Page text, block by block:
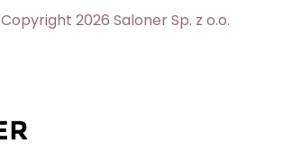
Copyright 2026 Saloner Sp. z o.o.